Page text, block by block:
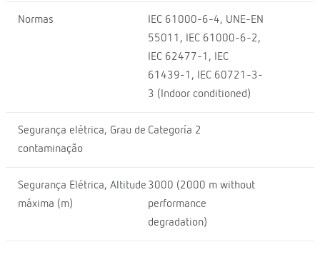
Normas
IEC 61000-6-4, UNE-EN
55011, IEC 61000-6-2,
IEC 62477-1, IEC
61439-1, IEC 60721-3-
3 (Indoor conditioned)
Segurança elétrica, Grau de
contaminação
Categoría 2
Segurança Elétrica, Altitude
máxima (m)
3000 (2000 m without
performance
degradation)